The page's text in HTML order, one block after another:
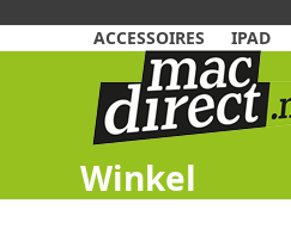
ACCESSOIRES
IPAD
Winkel